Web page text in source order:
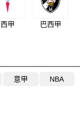
西甲 巴西甲
意甲 NBA